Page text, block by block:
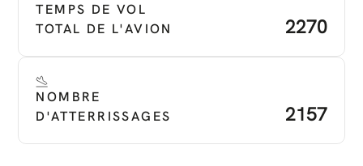
TEMPS DE VOL
TOTAL DE L'AVION
2270
NOMBRE
D'ATTERRISSAGES
2157